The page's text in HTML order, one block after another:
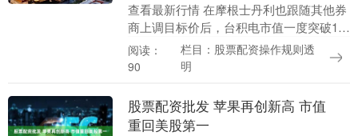
查看最新行情 在摩根士丹利也跟随其他券
商上调目标价后，台积电市值一度突破1万
亿美元大关。 股票配资的优势显而易见。
首先，它可以放大投资收益。通过杠杆作
阅读：
90
栏目：股票配资操作规则透
明
股票配资批发 苹果再创新高 市值
重回美股第一